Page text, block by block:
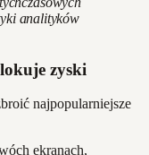
analityków
zyski
najpopularniejsze